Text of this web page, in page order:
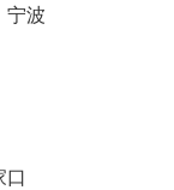
宁波
口